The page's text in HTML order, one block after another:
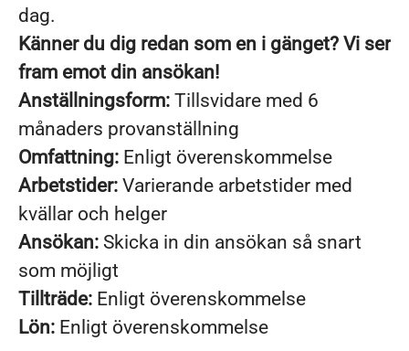
dag.
Känner du dig redan som en i gänget? Vi ser
fram emot din ansökan!
Anställningsform: Tillsvidare med 6
månaders provanställning
Omfattning: Enligt överenskommelse
Arbetstider: Varierande arbetstider med
kvällar och helger
Ansökan: Skicka in din ansökan så snart
som möjligt
Tillträde: Enligt överenskommelse
Lön: Enligt överenskommelse